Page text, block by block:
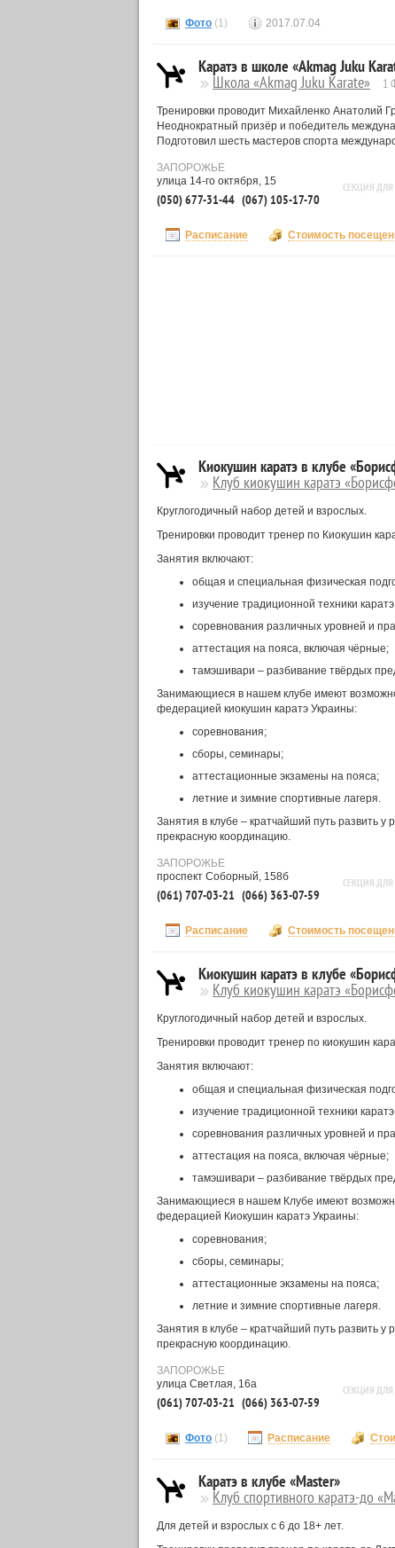
Фото (1) 2017.07.04
Каратэ в школе «Akmag Juku
Школа «Akmag Juku Karate» 1
Тренировки проводит Михайленко Анатолий
Неоднократный призёр и победитель
Подготовил шесть мастеров спорта
ЗАПОРОЖЬЕ
улица 14-го октября, 15
(050) 677-31-44 (067) 105-17-70
СЕКЦИЯ ДЛЯ
Расписание Стоимость
Киокушин каратэ в клубе
Клуб киокушин каратэ
Круглогодичный набор детей и взрослых.
Тренировки проводит тренер по Киокушин
Занятия включают:
общая и специальная физическая
изучение традиционной техники
соревнования различных уровней и
аттестация на пояса, включая чёрные;
тамэшивари – разбивание твёрдых
Занимающиеся в нашем клубе имеют
федерацией киокушин каратэ Украины:
соревнования;
сборы, семинары;
аттестационные экзамены на пояса;
летние и зимние спортивные лагеря.
Занятия в клубе – кратчайший путь развить у
прекрасную координацию.
ЗАПОРОЖЬЕ
проспект Соборный, 158б
(061) 707-03-21 (066) 363-07-59
СЕКЦИЯ ДЛЯ
Расписание Стоимость
Киокушин каратэ в клубе
Клуб киокушин каратэ
Круглогодичный набор детей и взрослых.
Тренировки проводит тренер по киокушин
Занятия включают:
общая и специальная физическая
изучение традиционной техники
соревнования различных уровней и
аттестация на пояса, включая чёрные;
тамэшивари – разбивание твёрдых
Занимающиеся в нашем Клубе имеют
федерацией Киокушин каратэ Украины:
соревнования;
сборы, семинары;
аттестационные экзамены на пояса;
летние и зимние спортивные лагеря.
Занятия в клубе – кратчайший путь развить у
прекрасную координацию.
ЗАПОРОЖЬЕ
улица Светлая, 16а
(061) 707-03-21 (066) 363-07-59
СЕКЦИЯ ДЛЯ
Фото (1) Расписание
Каратэ в клубе «Master»
Клуб спортивного каратэ-до
Для детей и взрослых с 6 до 18+ лет.